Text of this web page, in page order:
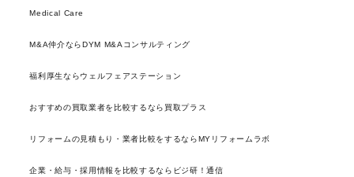
Medical Care
M&A仲介ならDYM M&Aコンサルティング
福利厚生ならウェルフェアステーション
おすすめの買取業者を比較するなら買取プラス
リフォームの見積もり・業者比較をするならMYリフォームラボ
企業・給与・採用情報を比較するならビジ研！通信